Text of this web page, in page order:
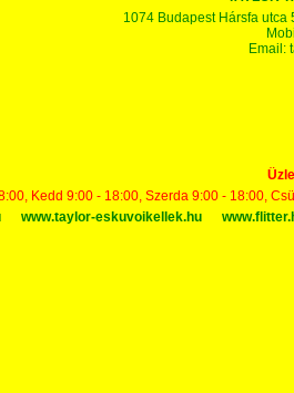
1074 Budapest Hársfa utca
Email:
Kedd 9:00 - 18:00, Szerda 9:00 - 18:00,
www.taylor-eskuvoikellek.hu